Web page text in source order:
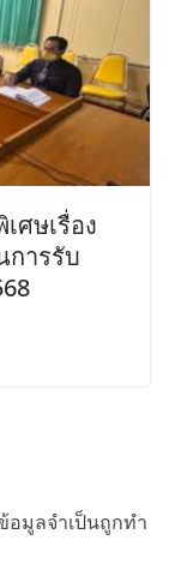
ศษเรื่อง
การรับ
อมูลจำเป็นถูกทำ